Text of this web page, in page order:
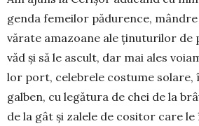
genda femeilor pădurence,
vărate amazoane ale ținuturilor de
văd și să le as­cult, dar mai ales
lor port, celebrele cos­tu­me solare,
galben, cu legă­tura de chei de la
de la gât și zalele de cosi­tor care